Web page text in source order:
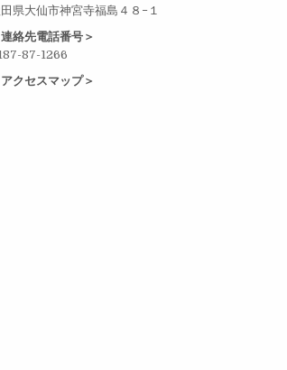
県大仙市神宮寺福島４８−１
連絡先電話番号＞
87-1266
アクセスマップ＞